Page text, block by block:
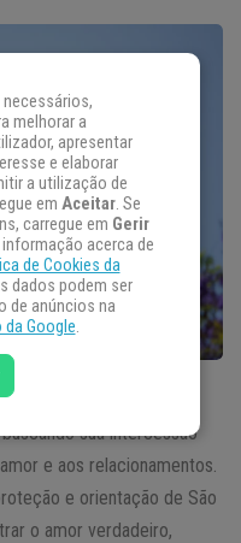
Amor é uma poderosa
sua intercessão
e aos relacionamentos.
e orientação de São
o amor verdadeiro,
melhorar a
apresentar
e elaborar
a utilização de
em Aceitar. Se
carregue em Gerir
acerca de
de Cookies da
dados podem ser
de anúncios na
da Google.